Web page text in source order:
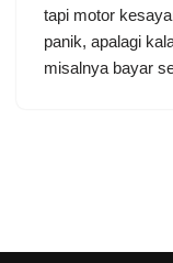
tapi motor
panik, apalagi
misalnya bayar